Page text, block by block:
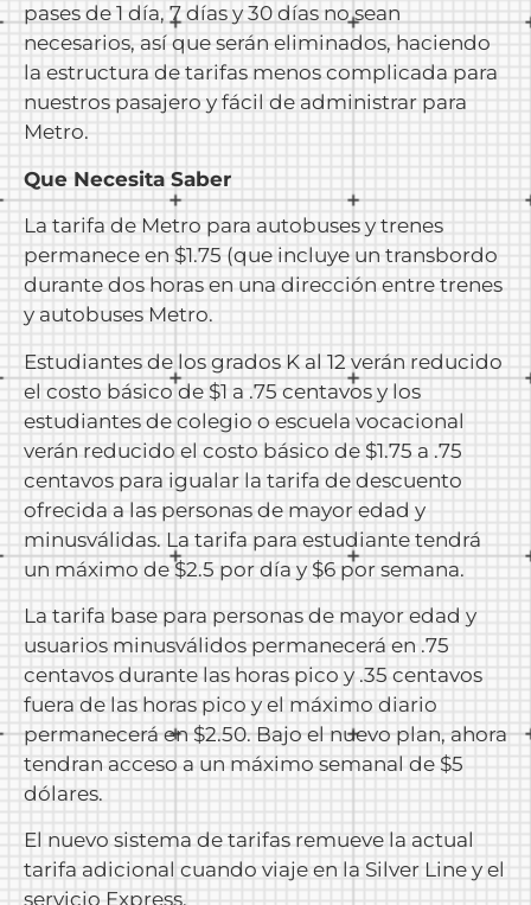
pases de 1 día, 7 días y 30 días no sean
necesarios, así que serán eliminados, haciendo
la estructura de tarifas menos complicada para
nuestros pasajero y fácil de administrar para
Metro.
Que Necesita Saber
La tarifa de Metro para autobuses y trenes
permanece en $1.75 (que incluye un transbordo
durante dos horas en una dirección entre trenes
y autobuses Metro.
Estudiantes de los grados K al 12 verán reducido
el costo básico de $1 a .75 centavos y los
estudiantes de colegio o escuela vocacional
verán reducido el costo básico de $1.75 a .75
centavos para igualar la tarifa de descuento
ofrecida a las personas de mayor edad y
minusválidas. La tarifa para estudiante tendrá
un máximo de $2.5 por día y $6 por semana.
La tarifa base para personas de mayor edad y
usuarios minusválidos permanecerá en .75
centavos durante las horas pico y .35 centavos
fuera de las horas pico y el máximo diario
permanecerá en $2.50. Bajo el nuevo plan, ahora
tendran acceso a un máximo semanal de $5
dólares.
El nuevo sistema de tarifas remueve la actual
tarifa adicional cuando viaje en la Silver Line y el
servicio Express.